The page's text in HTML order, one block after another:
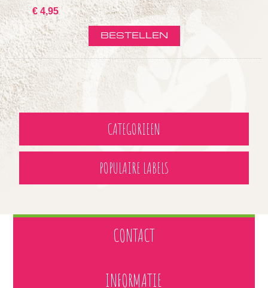
€ 4,95
CATEGORIEEN
POPULAIRE LABELS
CONTACT
INFORMATIE